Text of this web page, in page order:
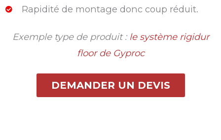
Rapidité de montage donc coup réduit.
Exemple type de produit : le système rigidur
floor de Gyproc
DEMANDER UN DEVIS